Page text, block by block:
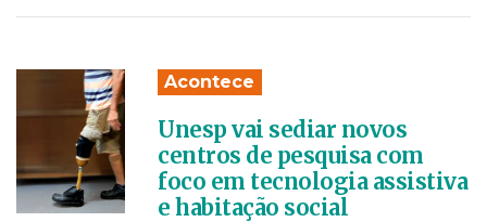
Acontece
Unesp vai sediar novos
centros de pesquisa com
foco em tecnologia assistiva
e habitação social